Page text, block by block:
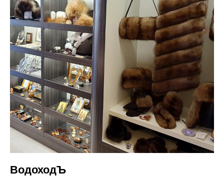
ВодоходЪ